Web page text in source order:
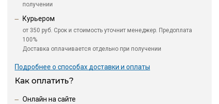
получении
Курьером
от 350 руб. Срок и стоимость уточнит менеджер. Предоплата
100%
Доставка оплачивается отдельно при получении
Подробнее о способах доставки и оплаты
Как оплатить?
Онлайн на сайте